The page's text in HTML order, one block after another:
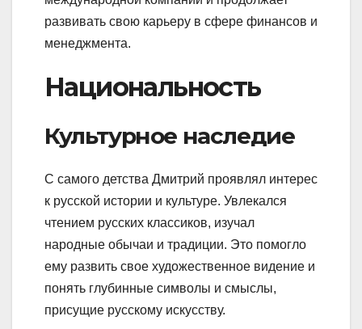
развивать свою карьеру в сфере финансов и
менеджмента.
Национальность
Культурное наследие
С самого детства Дмитрий проявлял интерес
к русской истории и культуре. Увлекался
чтением русских классиков, изучал
народные обычаи и традиции. Это помогло
ему развить свое художественное видение и
понять глубинные символы и смыслы,
присущие русскому искусству.